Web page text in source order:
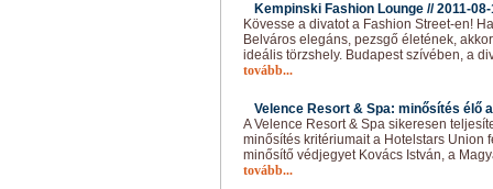
Kempinski Fashion Lounge //2011-
Kövesse a divatot a Fashion Street-en!
Belváros elegáns, pezsgő életének,
ideális törzshely. Budapest szívében, a
tovább...
Velence Resort & Spa: minősítés élő
A Velence Resort & Spa sikeresen
minősítés kritériumait a Hotelstars Union
minősítő védjegyet Kovács István, a
tovább...